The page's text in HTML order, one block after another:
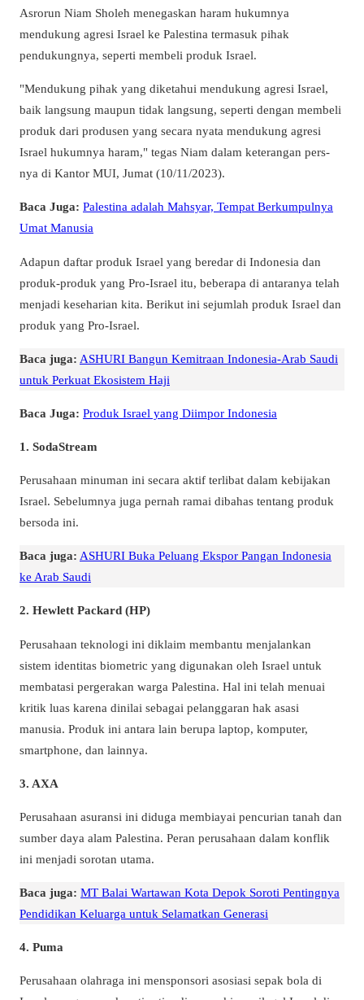
Asrorun Niam Sholeh menegaskan haram hukumnya
mendukung agresi Israel ke Palestina termasuk pihak
pendukungnya, seperti membeli produk Israel.
"Mendukung pihak yang diketahui mendukung agresi Israel,
baik langsung maupun tidak langsung, seperti dengan membeli
produk dari produsen yang secara nyata mendukung agresi
Israel hukumnya haram," tegas Niam dalam keterangan pers-
nya di Kantor MUI, Jumat (10/11/2023).
Baca Juga: Palestina adalah Mahsyar, Tempat Berkumpulnya
Umat Manusia
Adapun daftar produk Israel yang beredar di Indonesia dan
produk-produk yang Pro-Israel itu, beberapa di antaranya telah
menjadi keseharian kita. Berikut ini sejumlah produk Israel dan
produk yang Pro-Israel.
Baca juga: ASHURI Bangun Kemitraan Indonesia-Arab Saudi
untuk Perkuat Ekosistem Haji
Baca Juga: Produk Israel yang Diimpor Indonesia
1. SodaStream
Perusahaan minuman ini secara aktif terlibat dalam kebijakan
Israel. Sebelumnya juga pernah ramai dibahas tentang produk
bersoda ini.
Baca juga: ASHURI Buka Peluang Ekspor Pangan Indonesia
ke Arab Saudi
2. Hewlett Packard (HP)
Perusahaan teknologi ini diklaim membantu menjalankan
sistem identitas biometric yang digunakan oleh Israel untuk
membatasi pergerakan warga Palestina. Hal ini telah menuai
kritik luas karena dinilai sebagai pelanggaran hak asasi
manusia. Produk ini antara lain berupa laptop, komputer,
smartphone, dan lainnya.
3. AXA
Perusahaan asuransi ini diduga membiayai pencurian tanah dan
sumber daya alam Palestina. Peran perusahaan dalam konflik
ini menjadi sorotan utama.
Baca juga: MT Balai Wartawan Kota Depok Soroti Pentingnya
Pendidikan Keluarga untuk Selamatkan Generasi
4. Puma
Perusahaan olahraga ini mensponsori asosiasi sepak bola di